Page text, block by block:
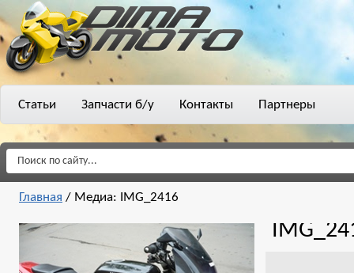
Статьи Запчасти б/у Контакты Партнеры
Главная / Медиа: IMG_2416